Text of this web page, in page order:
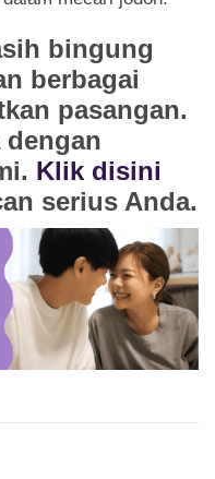
bingung
berbagai
pasangan.
Klik disini
serius Anda.